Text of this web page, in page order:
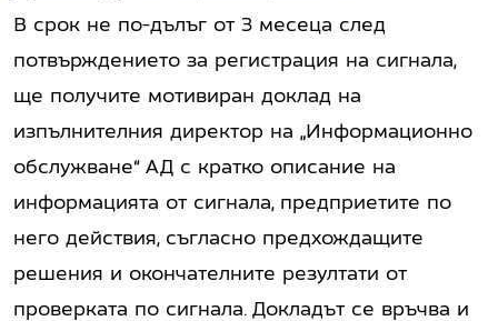
В срок не по-дълъг от 3 месеца след
потвърждението за регистрация на сигнала,
ще получите мотивиран доклад на
изпълнителния директор на „Информационно
обслужване“ АД с кратко описание на
информацията от сигнала, предприетите по
него действия, съгласно предхождащите
решения и окончателните резултати от
проверката по сигнала. Докладът се връчва и